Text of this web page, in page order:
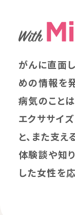
がんに直面
めの情報を
病気のことは
エクササイ
と、また支え
体験談や知
した女性を応